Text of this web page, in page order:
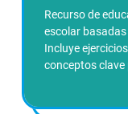
Recurso de
escolar
Incluye
conceptos clave